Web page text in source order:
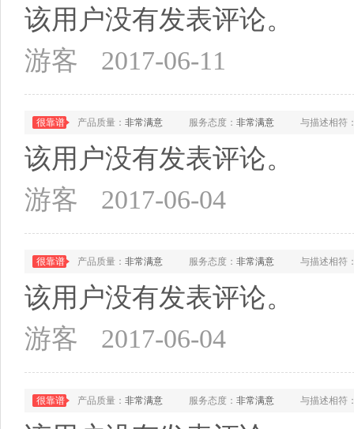
该用户没有发表评论。
游客
2017-06-11
很靠谱 产品质量： 非常满意 服务态度： 非常满意 与描述相符
该用户没有发表评论。
游客
2017-06-04
很靠谱 产品质量： 非常满意 服务态度： 非常满意 与描述相符
该用户没有发表评论。
游客
2017-06-04
很靠谱 产品质量： 非常满意 服务态度： 非常满意 与描述相符